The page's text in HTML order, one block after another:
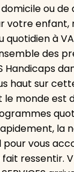
ou de
votre enfant,
à
des
Handicaps
haut sur
le monde est
la
pour vous
ressentir.